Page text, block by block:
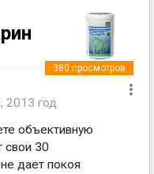
2013 год
380 просмотров
объективную
свои 30
дает покоя